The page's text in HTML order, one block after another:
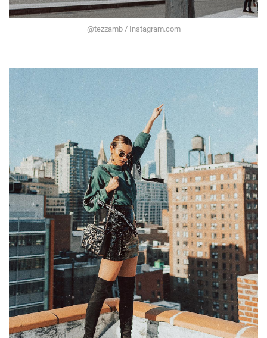
@tezzamb / Instagram.com